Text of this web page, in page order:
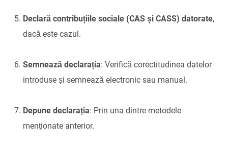
Declară contribuțiile sociale (CAS și CASS) datorate,
dacă este cazul.
Semnează declarația: Verifică corectitudinea datelor
introduse și semnează electronic sau manual.
Depune declarația: Prin una dintre metodele
menționate anterior.